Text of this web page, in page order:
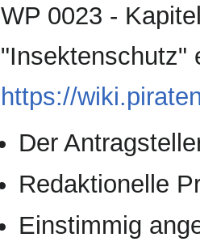
WP 0023 -
"Insektenschutz"
https://
Der
Redaktionelle
Einstimmig